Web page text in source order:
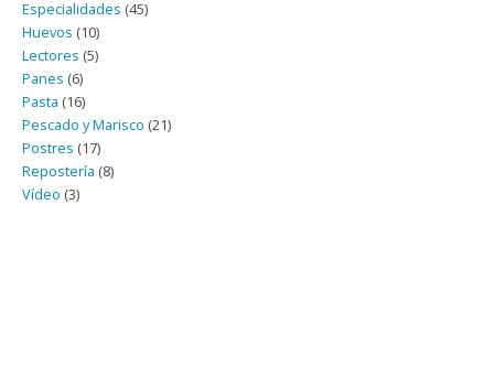
Especialidades (45)
Huevos (10)
Lectores (5)
Panes (6)
Pasta (16)
Pescado y Marisco (21)
Postres (17)
Repostería (8)
Vídeo (3)